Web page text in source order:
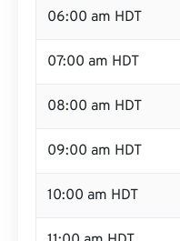
06:00 am HDT
07:00 am HDT
08:00 am HDT
09:00 am HDT
10:00 am HDT